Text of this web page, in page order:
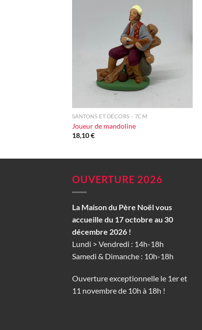
SANTONS ET DÉCORS - 7CM
Joueur de mandoline
18,10€
OUVERTURE 2026
La Maison du Père Noël vous
accueille du 17 octobre au 30
décembre 2026 !
Lundi > Vendredi : 14h-18h
Samedi & Dimanche : 10h-18h
Ouverture exceptionnelle le 1er et
11 novembre de 10h à 18h !